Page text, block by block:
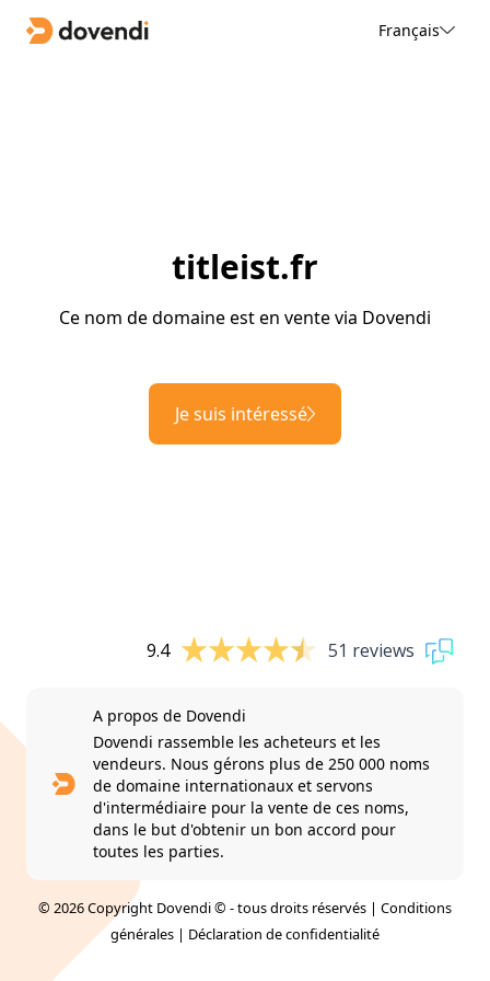
Français
titleist.fr
Ce nom de domaine est en vente via Dovendi
Je suis intéressé
9.4 51 reviews
A propos de Dovendi
Dovendi rassemble les acheteurs et les
vendeurs. Nous gérons plus de 250 000 noms
de domaine internationaux et servons
d'intermédiaire pour la vente de ces noms,
dans le but d'obtenir un bon accord pour
toutes les parties.
© 2026 Copyright Dovendi © - tous droits réservés | Conditions
générales | Déclaration de confidentialité